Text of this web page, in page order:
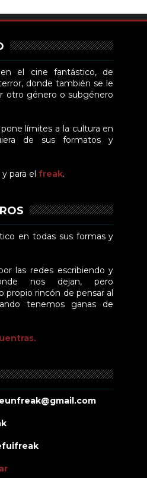
en el cine fantástico, de
donde también se le
otro género o subgénero
límites a la cultura en
de sus formatos y
y para elfreak.
en todas sus formas y
las redes escribiendo y
nos dejan, pero
propio rincón de pensar al
tenemos ganas de